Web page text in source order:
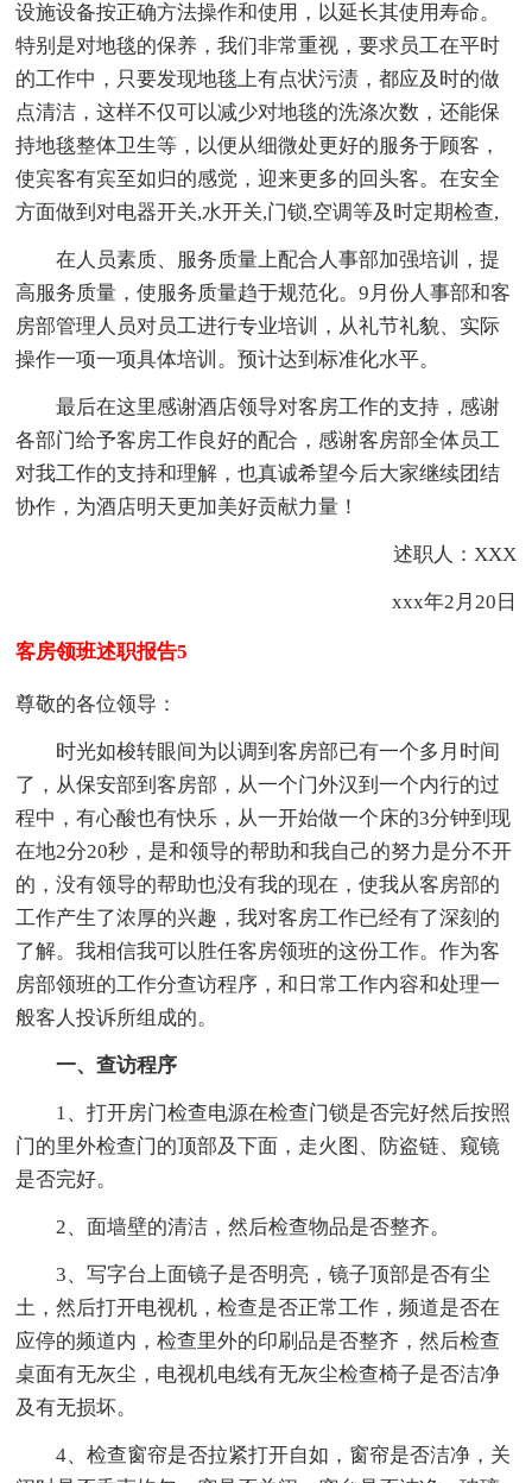
设施设备按正确方法操作和使用，以延长其使用寿命。
特别是对地毯的保养，我们非常重视，要求员工在平时
的工作中，只要发现地毯上有点状污渍，都应及时的做
点清洁，这样不仅可以减少对地毯的洗涤次数，还能保
持地毯整体卫生等，以便从细微处更好的服务于顾客，
使宾客有宾至如归的感觉，迎来更多的回头客。在安全
方面做到对电器开关,水开关,门锁,空调等及时定期检查,
在人员素质、服务质量上配合人事部加强培训，提
高服务质量，使服务质量趋于规范化。9月份人事部和客
房部管理人员对员工进行专业培训，从礼节礼貌、实际
操作一项一项具体培训。预计达到标准化水平。
最后在这里感谢酒店领导对客房工作的支持，感谢
各部门给予客房工作良好的配合，感谢客房部全体员工
对我工作的支持和理解，也真诚希望今后大家继续团结
协作，为酒店明天更加美好贡献力量！
述职人：XXX
xxx年2月20日
客房领班述职报告5
尊敬的各位领导：
时光如梭转眼间为以调到客房部已有一个多月时间
了，从保安部到客房部，从一个门外汉到一个内行的过
程中，有心酸也有快乐，从一开始做一个床的3分钟到现
在地2分20秒，是和领导的帮助和我自己的努力是分不开
的，没有领导的帮助也没有我的现在，使我从客房部的
工作产生了浓厚的兴趣，我对客房工作已经有了深刻的
了解。我相信我可以胜任客房领班的这份工作。作为客
房部领班的工作分查访程序，和日常工作内容和处理一
般客人投诉所组成的。
一、查访程序
1、打开房门检查电源在检查门锁是否完好然后按照
门的里外检查门的顶部及下面，走火图、防盗链、窥镜
是否完好。
2、面墙壁的清洁，然后检查物品是否整齐。
3、写字台上面镜子是否明亮，镜子顶部是否有尘
土，然后打开电视机，检查是否正常工作，频道是否在
应停的频道内，检查里外的印刷品是否整齐，然后检查
桌面有无灰尘，电视机电线有无灰尘检查椅子是否洁净
及有无损坏。
4、检查窗帘是否拉紧打开自如，窗帘是否洁净，关